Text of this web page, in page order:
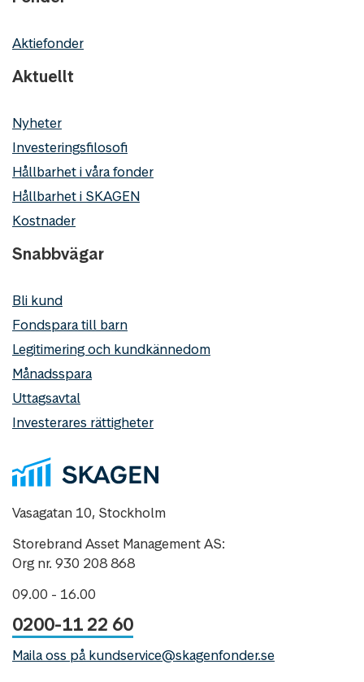
Aktiefonder
Aktuellt
Nyheter
Investeringsfilosofi
Hållbarhet i våra fonder
Hållbarhet i SKAGEN
Kostnader
Snabbvägar
Bli kund
Fondspara till barn
Legitimering och kundkännedom
Månadsspara
Uttagsavtal
Investerares rättigheter
Vasagatan 10, Stockholm
Storebrand Asset Management AS:
Org nr. 930 208 868
09.00 - 16.00
0200-11 22 60
Maila oss på kundservice@skagenfonder.se